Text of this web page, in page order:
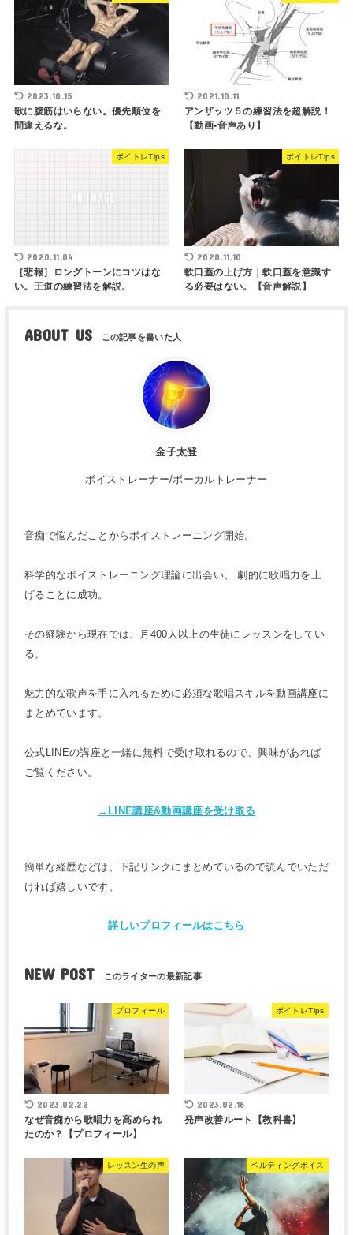
2023.10.15
歌に腹筋はいらない。優先順位を
間違えるな。
2021.10.11
アンザッツ５の練習法を超解説！
【動画•音声あり】
ボイトレTips
2020.11.04
［悲報］ロングトーンにコツはな
い。王道の練習法を解説。
ボイトレTips
2020.11.10
軟口蓋の上げ方｜軟口蓋を意識す
る必要はない。【音声解説】
ABOUT US
金子太登
ボイストレーナー/ボーカルトレーナー
音痴で悩んだことからボイストレーニング開始。
科学的なボイストレーニング理論に出会い、 劇的に歌唱力を上
げることに成功。
その経験から現在では、月400人以上の生徒にレッスンをしてい
る。
魅力的な歌声を手に入れるために必須な歌唱スキルを動画講座に
まとめています。
公式LINEの講座と一緒に無料で受け取れるので、興味があれば
ご覧ください。
→LINE講座&動画講座を受け取る
簡単な経歴などは、下記リンクにまとめているので読んでいただ
ければ嬉しいです。
詳しいプロフィールはこちら
NEW POST
プロフィール
2023.02.22
なぜ音痴から歌唱力を高められ
たのか？【プロフィール】
ボイトレTips
2023.02.16
発声改善ルート【教科書】
レッスン生の声 ベルティングボイス